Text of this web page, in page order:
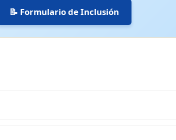
📝 Formulario de Inclusión